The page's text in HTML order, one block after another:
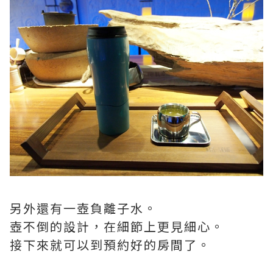
另外還有一壺負離子水。
壺不倒的設計，在細節上更見細心。
接下來就可以到預約好的房間了。